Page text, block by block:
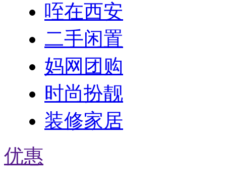
咥在西安
二手闲置
妈网团购
时尚扮靓
装修家居
优惠